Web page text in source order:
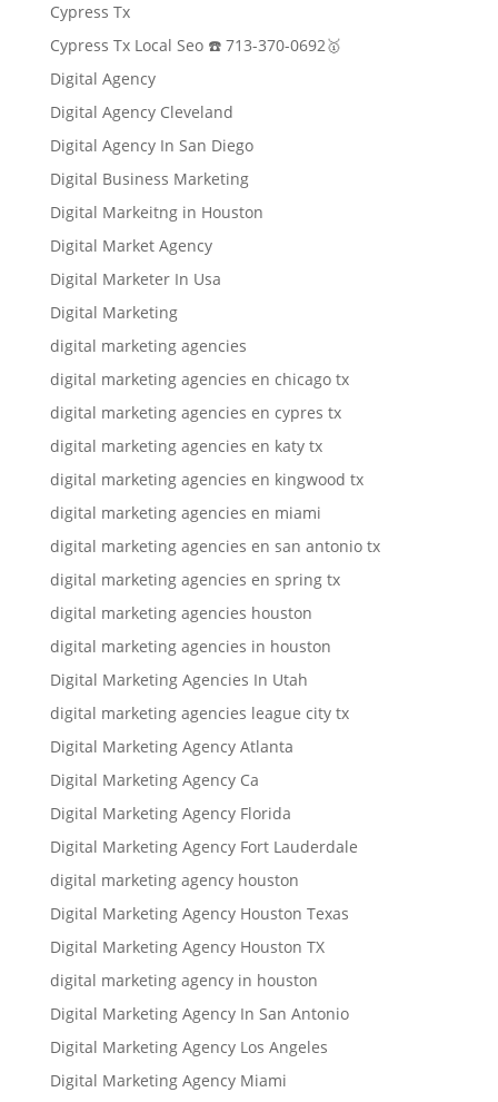
Cypress Tx
Cypress Tx Local Seo ☎️ 713-370-0692🥇
Digital Agency
Digital Agency Cleveland
Digital Agency In San Diego
Digital Business Marketing
Digital Markeitng in Houston
Digital Market Agency
Digital Marketer In Usa
Digital Marketing
digital marketing agencies
digital marketing agencies en chicago tx
digital marketing agencies en cypres tx
digital marketing agencies en katy tx
digital marketing agencies en kingwood tx
digital marketing agencies en miami
digital marketing agencies en san antonio tx
digital marketing agencies en spring tx
digital marketing agencies houston
digital marketing agencies in houston
Digital Marketing Agencies In Utah
digital marketing agencies league city tx
Digital Marketing Agency Atlanta
Digital Marketing Agency Ca
Digital Marketing Agency Florida
Digital Marketing Agency Fort Lauderdale
digital marketing agency houston
Digital Marketing Agency Houston Texas
Digital Marketing Agency Houston TX
digital marketing agency in houston
Digital Marketing Agency In San Antonio
Digital Marketing Agency Los Angeles
Digital Marketing Agency Miami